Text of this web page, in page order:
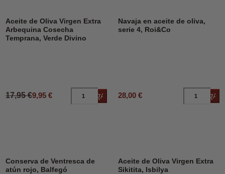
DESCUENTO45%
Aceite de Oliva Virgen Extra
Arbequina Cosecha
Temprana, Verde Divino
17,95 €9,95 € Añadir al carrito
Navaja en aceite de oliva,
serie 4, Roi&Co
28,00 €
Conserva de Ventresca de
atún rojo, Balfegó
Aceite de Oliva Virgen Extra
Sikitita, Isbilya